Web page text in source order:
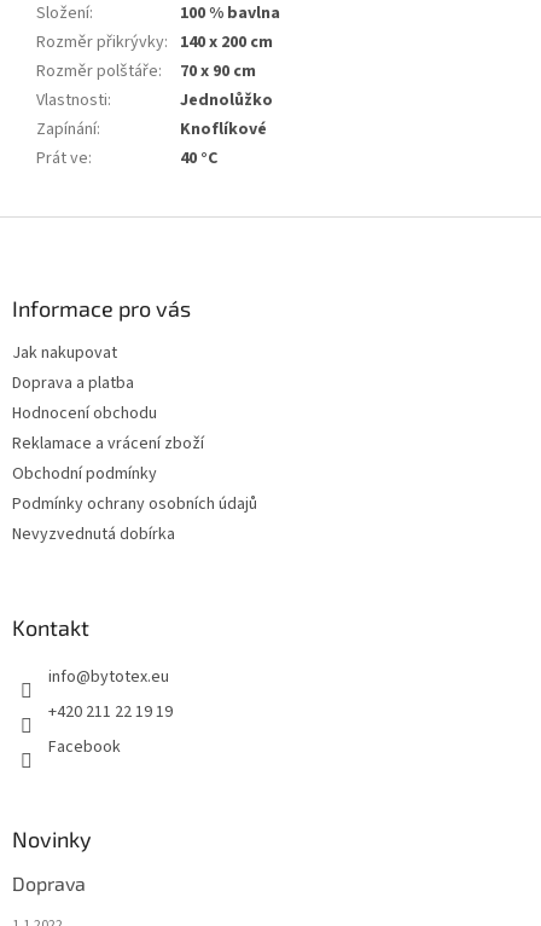
Složení:
100 % bavlna
Rozměr přikrývky: 140 x 200 cm
Rozměr polštáře:
70 x 90 cm
Vlastnosti:
Jednolůžko
Zapínání:
Knoflíkové
Prát ve: 40 °C
Informace pro vás
Jak nakupovat
Doprava a platba
Hodnocení obchodu
Reklamace a vrácení zboží
Obchodní podmínky
Podmínky ochrany osobních údajů
Nevyzvednutá dobírka
Kontakt
info@bytotex.eu
+420 211 22 19 19
Facebook
Novinky
Doprava